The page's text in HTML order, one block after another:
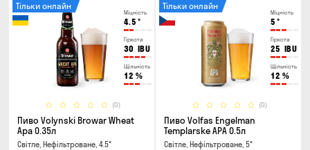
Міцність
4.5 °
Гіркота
30 IBU
Щільність
12 %
(0)
Тільки онлайн
Пиво Volynski Browar Wheat
Ара 0.35л
Світле, Нефільтроване, 4.5°
Міцність
5 °
Гіркота
25 IBU
Щільність
12 %
(0)
Тільки онлайн
Пиво Volfas Engelman
Templarske АPA 0.5л
Світле, Нефільтроване, 5°